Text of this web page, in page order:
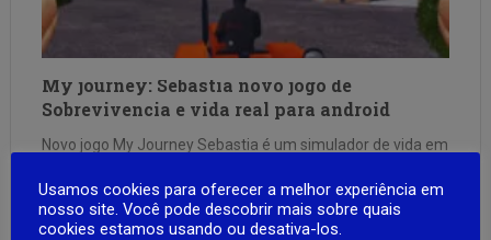
My journey: Sebastia novo jogo de
Sobrevivencia e vida real para android
Novo jogo My Journey Sebastia é um simulador de vida em
em uma vila de Sebastia, ganhar dinheiro trabalhando ou
negociando. Conserte seu carro de verão e pegue a
Usamos cookies para oferecer a melhor experiência em
nosso site. Você pode descobrir mais sobre quais
cookies estamos usando ou desativa-los.